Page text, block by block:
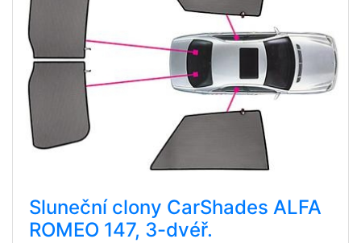
Sluneční clony CarShades ALFA
ROMEO 147, 3-dvéř.